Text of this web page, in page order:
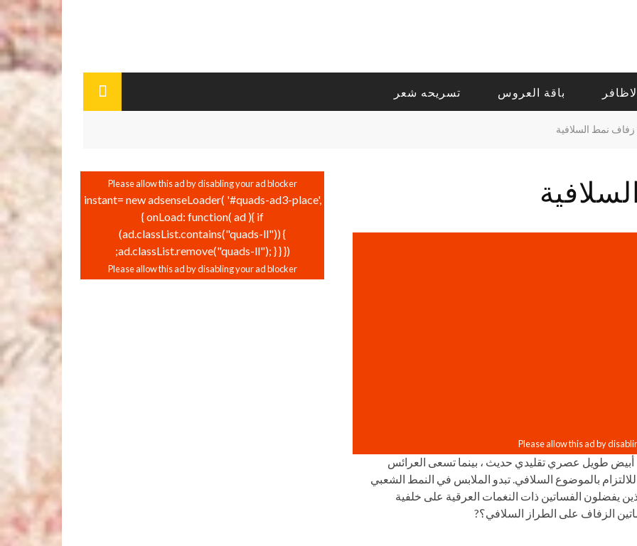
باقة العروس تسريحه شعر
نمط السلافية
طويل عصري تقليدي حديث ، بينما تسعى العرائس
بالموضوع السلافي. تبدو الملابس في النمط الشعبي
يفضلون الفساتين ذات النغمات العرقية على خلفية
الزفاف على الطراز السلافي؟?
instant= new adsenseLoader( '#quads-ad3-place',
{ onLoad: function( ad ){ if
(ad.classList.contains("quads-ll")) {
ad.classList.remove("quads-ll"); } } });